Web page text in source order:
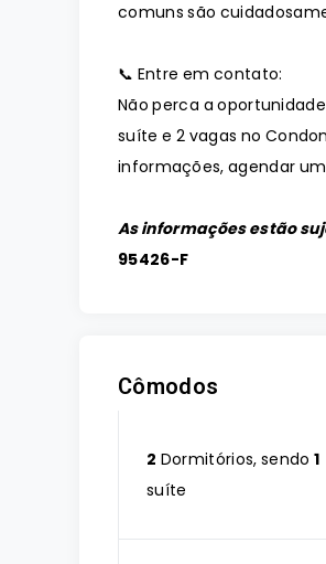
comuns são
📞 Entre em contato:
Não perca a
suíte e 2 vagas no
informações, agendar
As informações estão
95426-F
Cômodos
2 Dormitórios, sendo1
suíte